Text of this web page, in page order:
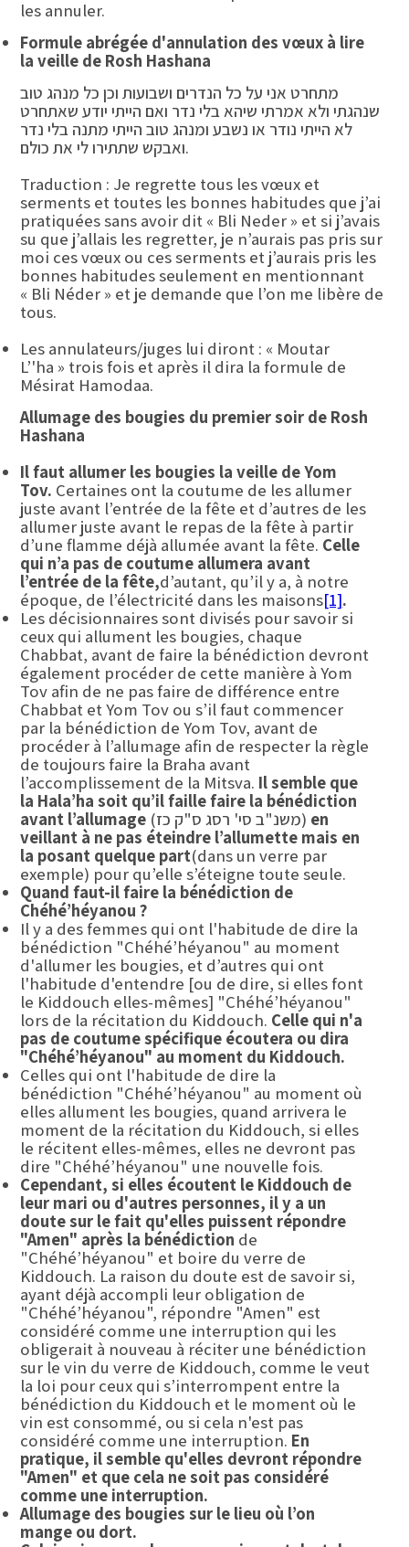
les annuler.
Formule abrégée d'annulation des vœux à lire
la veille de Rosh Hashana
מתחרט אני על כל הנדרים ושבועות וכן כל מנהג טוב
שנהגתי ולא אמרתי שיהא בלי נדר ואם הייתי יודע שאתחרט
לא הייתי נודר או נשבע ומנהג טוב הייתי מתנה בלי נדר
ואבקש שתתירו לי את כולם.
Traduction : Je regrette tous les vœux et
serments et toutes les bonnes habitudes que j’ai
pratiquées sans avoir dit « Bli Neder » et si j’avais
su que j’allais les regretter, je n’aurais pas pris sur
moi ces vœux ou ces serments et j’aurais pris les
bonnes habitudes seulement en mentionnant
« Bli Néder » et je demande que l’on me libère de
tous.
Les annulateurs/juges lui diront : « Moutar
L’'ha » trois fois et après il dira la formule de
Mésirat Hamodaa.
Allumage des bougies du premier soir de Rosh
Hashana
Il faut allumer les bougies la veille de Yom
Tov. Certaines ont la coutume de les allumer
juste avant l’entrée de la fête et d’autres de les
allumer juste avant le repas de la fête à partir
d’une flamme déjà allumée avant la fête. Celle
qui n’a pas de coutume allumera avant
l’entrée de la fête,d’autant, qu’il y a, à notre
époque, de l’électricité dans les maisons[1].
Les décisionnaires sont divisés pour savoir si
ceux qui allument les bougies, chaque
Chabbat, avant de faire la bénédiction devront
également procéder de cette manière à Yom
Tov afin de ne pas faire de différence entre
Chabbat et Yom Tov ou s’il faut commencer
par la bénédiction de Yom Tov, avant de
procéder à l’allumage afin de respecter la règle
de toujours faire la Braha avant
l’accomplissement de la Mitsva. Il semble que
la Hala’ha soit qu’il faille faire la bénédiction
avant l’allumage
(משנ"ב סי' רסג ס"ק כז) en
veillant à ne pas éteindre l’allumette mais en
la posant quelque part(dans un verre par
exemple) pour qu’elle s’éteigne toute seule.
Quand faut-il faire la bénédiction de
Chéhé’héyanou ?
Il y a des femmes qui ont l'habitude de dire la
bénédiction "Chéhé’héyanou" au moment
d'allumer les bougies, et d’autres qui ont
l'habitude d'entendre [ou de dire, si elles font
le Kiddouch elles-mêmes] "Chéhé’héyanou"
lors de la récitation du Kiddouch. Celle qui n'a
pas de coutume spécifique écoutera ou dira
"Chéhé’héyanou" au moment du Kiddouch.
Celles qui ont l'habitude de dire la
bénédiction "Chéhé’héyanou" au moment où
elles allument les bougies, quand arrivera le
moment de la récitation du Kiddouch, si elles
le récitent elles-mêmes, elles ne devront pas
dire "Chéhé’héyanou" une nouvelle fois.
Cependant, si elles écoutent le Kiddouch de
leur mari ou d'autres personnes, il y a un
doute sur le fait qu'elles puissent répondre
"Amen" après la bénédiction de
"Chéhé’héyanou" et boire du verre de
Kiddouch. La raison du doute est de savoir si,
ayant déjà accompli leur obligation de
"Chéhé’héyanou", répondre "Amen" est
considéré comme une interruption qui les
obligerait à nouveau à réciter une bénédiction
sur le vin du verre de Kiddouch, comme le veut
la loi pour ceux qui s’interrompent entre la
bénédiction du Kiddouch et le moment où le
vin est consommé, ou si cela n'est pas
considéré comme une interruption. En
pratique, il semble qu'elles devront répondre
"Amen" et que cela ne soit pas considéré
comme une interruption.
Allumage des bougies sur le lieu où l’on
mange ou dort.